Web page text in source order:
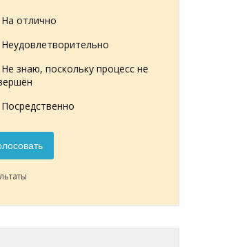
На отлично
Неудовлетворительно
Не знаю, поскольку процесс не
Посредственно